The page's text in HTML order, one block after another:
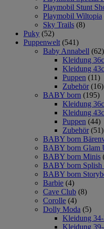
Playmobil Stunt
Playmobil Wiltopia
Sky Trails (8)
Puky (52)
Puppenwelt (541)
Baby Annabell (62)
Kleidung
Kleidung
Puppen (11)
Zubehör (16)
BABY born (195)
Kleidung
Kleidung
Puppen (44)
Zubehör (51)
BABY born
BABY born Glam
BABY born Minis
BABY born Splish
BABY born
Barbie (4)
Cave Club (8)
Corolle (4)
Dolly Moda (5)
Kleidung
Kleidung